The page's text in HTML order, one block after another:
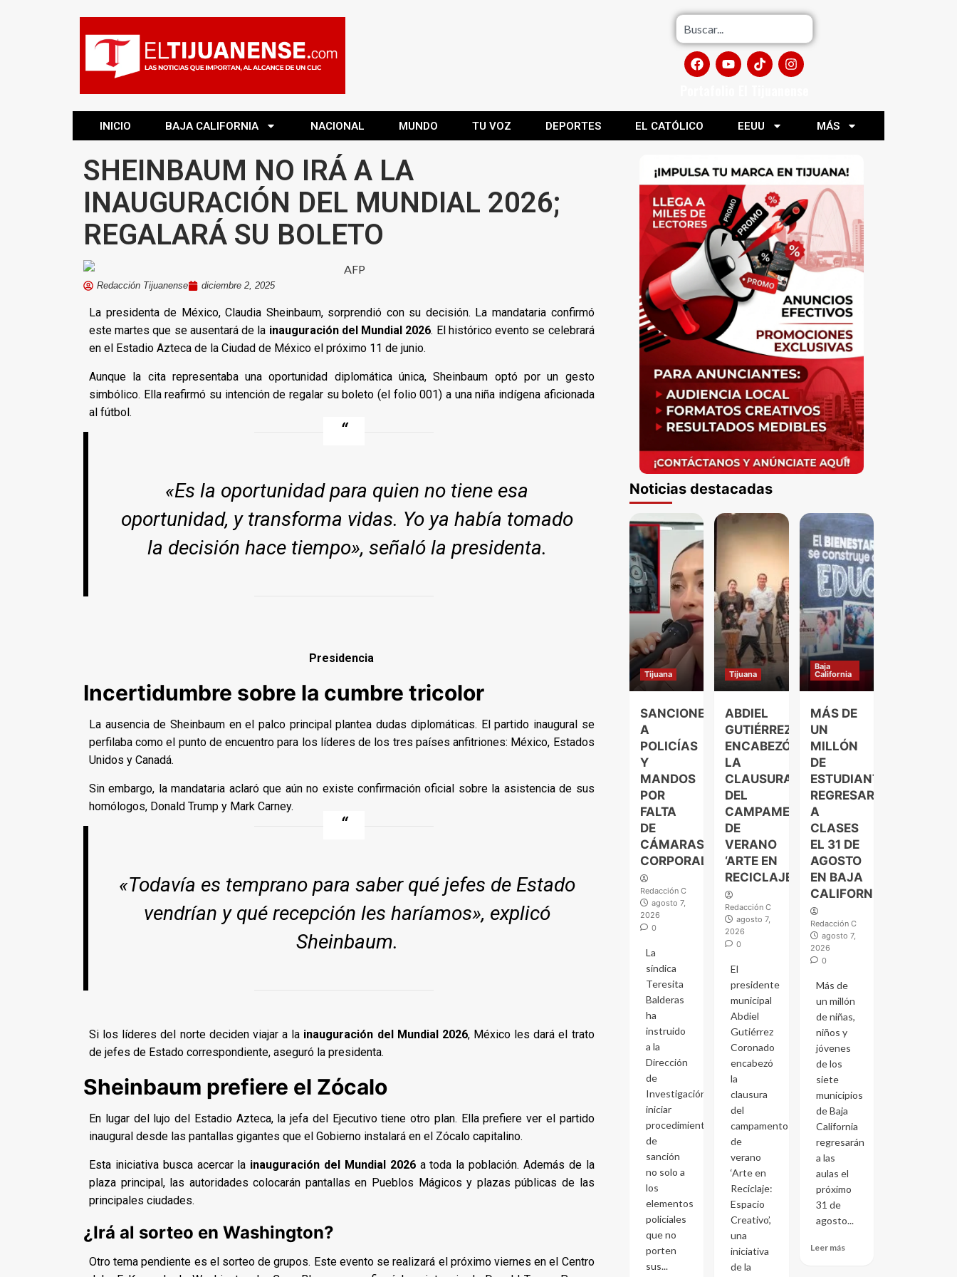
INICIO BAJA CALIFORNIA NACIONAL MUNDO TU VOZ DEPORTES EL CATÓLICO EEUU MÁS
SHEINBAUM NO IRÁ A LA
INAUGURACIÓN DEL MUNDIAL 2026;
REGALARÁ SU BOLETO
Redacción Tijuanense diciembre 2, 2025
La presidenta de México, Claudia Sheinbaum, sorprendió con su decisión. La mandataria confirmó
este martes que se ausentará de la inauguración del Mundial 2026. El histórico evento se celebrará
en el Estadio Azteca de la Ciudad de México el próximo 11 de junio.
Aunque la cita representaba una oportunidad diplomática única, Sheinbaum optó por un gesto
simbólico. Ella reafirmó su intención de regalar su boleto (el folio 001) a una niña indígena aficionada
al fútbol.
«Es la oportunidad para quien no tiene esa
oportunidad, y transforma vidas. Yo ya había tomado
la decisión hace tiempo», señaló la presidenta.
Presidencia
Incertidumbre sobre la cumbre tricolor
La ausencia de Sheinbaum en el palco principal plantea dudas diplomáticas. El partido inaugural se
perfilaba como el punto de encuentro para los líderes de los tres países anfitriones: México, Estados
Unidos y Canadá.
Sin embargo, la mandataria aclaró que aún no existe confirmación oficial sobre la asistencia de sus
homólogos, Donald Trump y Mark Carney.
«Todavía es temprano para saber qué jefes de Estado
vendrían y qué recepción les haríamos», explicó
Sheinbaum.
Si los líderes del norte deciden viajar a la inauguración del Mundial 2026, México les dará el trato
de jefes de Estado correspondiente, aseguró la presidenta.
Sheinbaum prefiere el Zócalo
En lugar del lujo del Estadio Azteca, la jefa del Ejecutivo tiene otro plan. Ella prefiere ver el partido
inaugural desde las pantallas gigantes que el Gobierno instalará en el Zócalo capitalino.
Esta iniciativa busca acercar la inauguración del Mundial 2026a toda la población. Además de la
plaza principal, las autoridades colocarán pantallas en Pueblos Mágicos y plazas públicas de las
principales ciudades.
¿Irá al sorteo en Washington?
Otro tema pendiente es el sorteo de grupos. Este evento se realizará el próximo viernes en el Centro
Noticias destacadas
Tijuana
SANCIONES
A
POLICÍAS
Y
MANDOS
POR
FALTA
DE
CÁMARAS
CORPORALES
Redacción C
agosto 7,
2026
0
La
síndica
Teresita
Balderas
ha
instruido
a la
Dirección
de
Investigación
iniciar
procedimientos
de
sanción
no solo a
los
elementos
policiales
que no
porten
sus...
Tijuana
ABDIEL
GUTIÉRREZ
ENCABEZÓ
LA
CLAUSURA
DEL
CAMPAMENTO
DE
VERANO
‘ARTE EN
RECICLAJE’
Redacción C
agosto 7,
2026
0
El
presidente
municipal
Abdiel
Gutiérrez
Coronado
encabezó
la
clausura
del
campamento
de
verano
‘Arte en
Reciclaje:
Espacio
Creativo’,
una
iniciativa
de la
Baja
California
MÁS DE
UN
MILLÓN
DE
ESTUDIANTES
REGRESARÁN
A
CLASES
EL 31 DE
AGOSTO
EN BAJA
CALIFORNIA
Redacción C
agosto 7,
2026
0
Más de
un millón
de niñas,
niños y
jóvenes
de los
siete
municipios
de Baja
California
regresarán
a las
aulas el
próximo
31 de
agosto...
Leer más